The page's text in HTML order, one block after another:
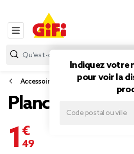
Indiquez votre
pour voir la
Accessoires de voyage
Planche de 10
1,49 €